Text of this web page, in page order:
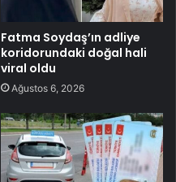
Fatma Soydaş’ın adliye
koridorundaki doğal hali
viral oldu
Ağustos 6, 2026